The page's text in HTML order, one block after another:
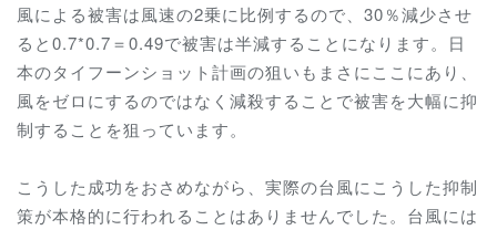
風による被害は風速の2乗に比例するので、30％減少させ
ると0.7*0.7＝0.49で被害は半減することになります。日
本のタイフーンショット計画の狙いもまさにここにあり、
風をゼロにするのではなく減殺することで被害を大幅に抑
制することを狙っています。
こうした成功をおさめながら、実際の台風にこうした抑制
策が本格的に行われることはありませんでした。台風には